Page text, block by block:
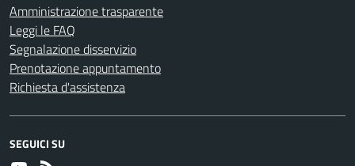
Amministrazione trasparente
Leggi le FAQ
Segnalazione disservizio
Prenotazione appuntamento
Richiesta d'assistenza
SEGUICI SU